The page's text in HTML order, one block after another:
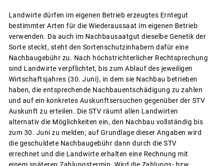
Landwirte dürfen im eigenen Betrieb erzeugtes Erntegut
bestimmter Arten für die Wiederaussaat im eigenen Betrieb
verwenden. Da auch im Nachbausaatgut dieselbe Genetik der
Sorte steckt, steht den Sortenschutzinhabern dafür eine
Nachbaugebühr zu. Nach höchstrichterlicher Rechtsprechung
sind Landwirte verpflichtet, bis zum Ablauf des jeweiligen
Wirtschaftsjahres (30. Juni), in dem sie Nachbau betrieben
haben, die entsprechende Nachbauentschädigung zu zahlen
und auf ein konkretes Auskunftsersuchen gegenüber der STV
Auskunft zu erteilen. Die STV räumt allen Landwirten
alternativ die Möglichkeiten ein, den Nachbau vollständig bis
zum 30. Juni zu melden; auf Grundlage dieser Angaben wird
die geschuldete Nachbaugebühr dann durch die STV
errechnet und die Landwirte erhalten eine Rechnung mit
einem späteren Zahlungstermin. Wird die Zahlungs- bzw.